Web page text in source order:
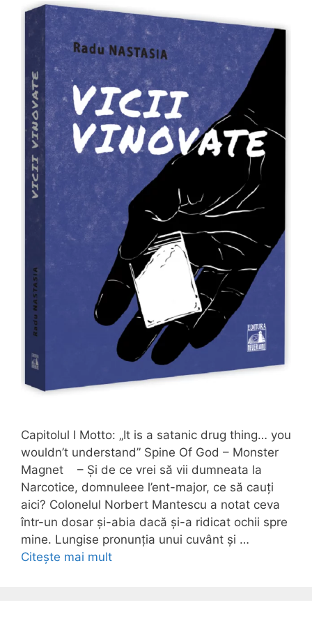
Capitolul I Motto: „It is a satanic drug thing… you
wouldn’t understand” Spine Of God – Monster
Magnet – Și de ce vrei să vii dumneata la
Narcotice, domnuleee l’ent-major, ce să cauți
aici? Colonelul Norbert Mantescu a notat ceva
într-un dosar și-abia dacă și-a ridicat ochii spre
mine. Lungise pronunția unui cuvânt și …
Citește mai mult